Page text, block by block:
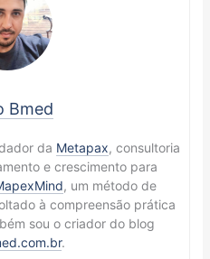
Bmed
da Metapax, consultoria
e crescimento para
, um método de
à compreensão prática
sou o criador do blog
.